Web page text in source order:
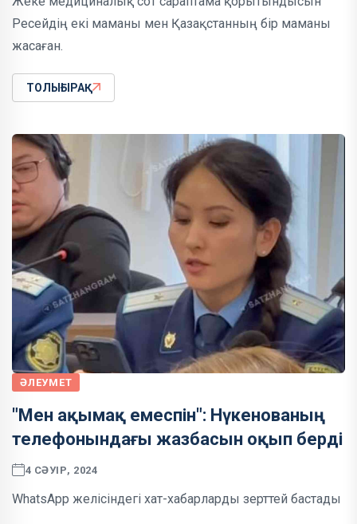
Ресейдің екі маманы мен Қазақстанның бір маманы
жасаған.
ТОЛЫҒЫРАҚ
ӘЛЕУМЕТ
"Мен ақымақ емеспін": Нүкенованың
телефонындағы жазбасын оқып берді
4 СӘУІР, 2024
WhatsApp желісіндегі хат-хабарларды зерттей бастады